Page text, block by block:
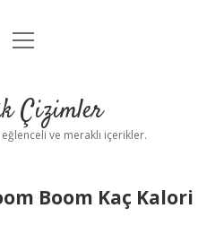
Anasayfa
Uyarı
menüyü
Çizimler
ve meraklı içerikler.
Boom Kaç Kalori